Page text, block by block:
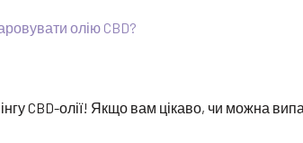
олію CBD?
CBD-олії! Якщо вам цікаво, чи можна